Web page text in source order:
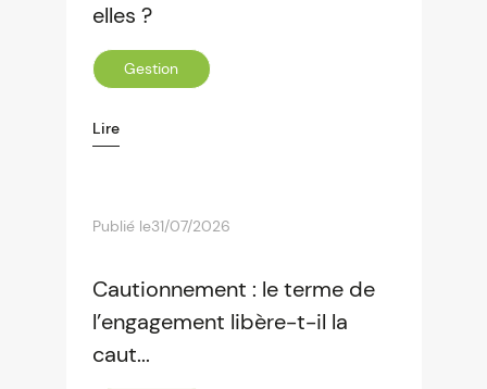
elles ?
Gestion
Lire
Publié le31/07/2026
Cautionnement : le terme de
l’engagement libère-t-il la
caut...